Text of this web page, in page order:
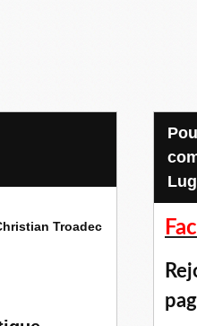
Troadec
Pour accéder aux